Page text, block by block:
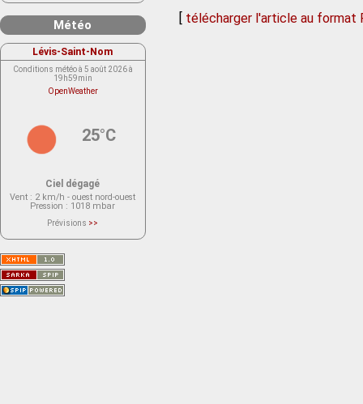
[ télécharger l'article au format
Météo
Lévis-Saint-Nom
Conditions météo à 5 août 2026 à
19h59min
OpenWeather
25°C
Ciel dégagé
Vent : 2 km/h - ouest nord-ouest
Pression : 1018 mbar
Prévisions >>
actuellement aucune prévision
Saint-Nom.
Veuillez consulter le message du
service ci-dessous.
(401 - Invalid API key. Please see
https://openweathermap.org/faq#error401